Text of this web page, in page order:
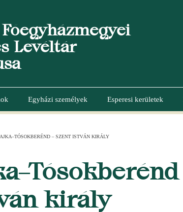
Levéltár
Egyházi személyek Esperesi kerületek
AJKA–TÓSOKBERÉND – SZENT ISTVÁN KIRÁLY
király